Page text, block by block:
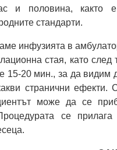
и половина, както
стандарти.
инфузията в
стая, като след
15-20 мин., за да видим
странични ефекти.
може да се
се прилага